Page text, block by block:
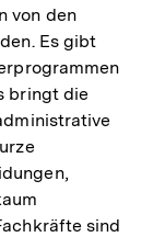
von den
Es gibt
bringt die
sind